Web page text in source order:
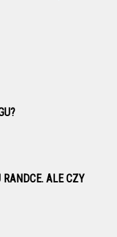
ALE CZY